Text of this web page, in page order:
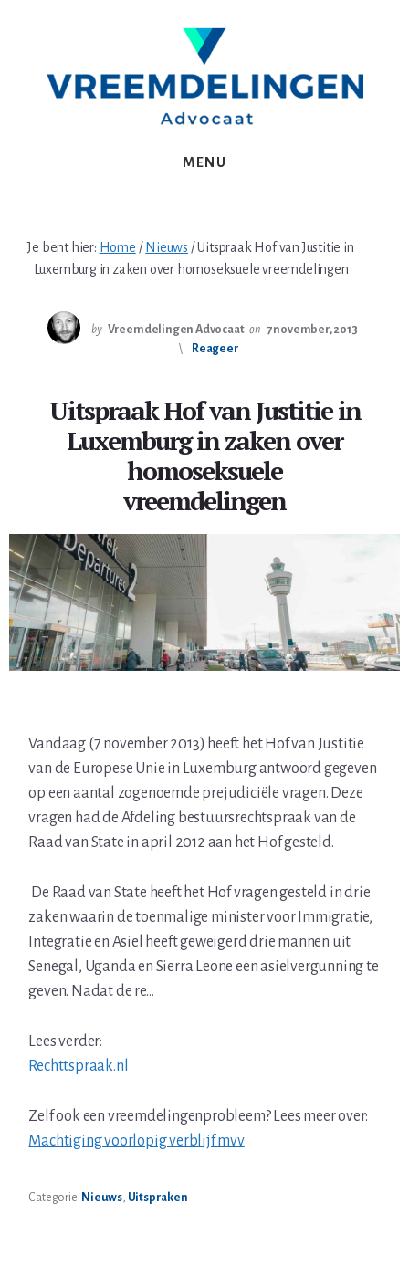
sidebar
MENU
Je bent hier: Home / Nieuws /Uitspraak Hof van Justitie in
Luxemburg in zaken over homoseksuele vreemdelingen
by Vreemdelingen Advocaat on 7 november, 2013
Reageer
Uitspraak Hof van Justitie in
Luxemburg in zaken over
homoseksuele
vreemdelingen
Vandaag (7 november 2013) heeft het Hof van Justitie
van de Europese Unie in Luxemburg antwoord gegeven
op een aantal zogenoemde prejudiciële vragen. Deze
vragen had de Afdeling bestuursrechtspraak van de
Raad van State in april 2012 aan het Hof gesteld.
De Raad van State heeft het Hof vragen gesteld in drie
zaken waarin de toenmalige minister voor Immigratie,
Integratie en Asiel heeft geweigerd drie mannen uit
Senegal, Uganda en Sierra Leone een asielvergunning te
geven. Nadat de re…
Lees verder:
Rechttspraak.nl
Zelf ook een vreemdelingenprobleem? Lees meer over:
Machtiging voorlopig verblijf mvv
Categorie: Nieuws, Uitspraken